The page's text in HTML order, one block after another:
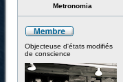
Metronomia
Objecteuse d'états modifiés
de conscience